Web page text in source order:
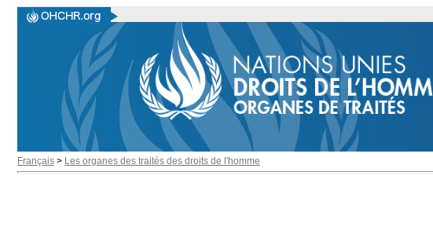
Français > Les organes des traités des droits de l'homme